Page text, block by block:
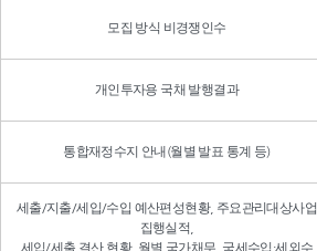
모집 방식 비경쟁인수
개인투자용 국채 발행결과
통합재정수지 안내(월별 발표 통계 등)
세출/지출/세입/수입 예산편성현황, 주요관리대상사업
집행실적,